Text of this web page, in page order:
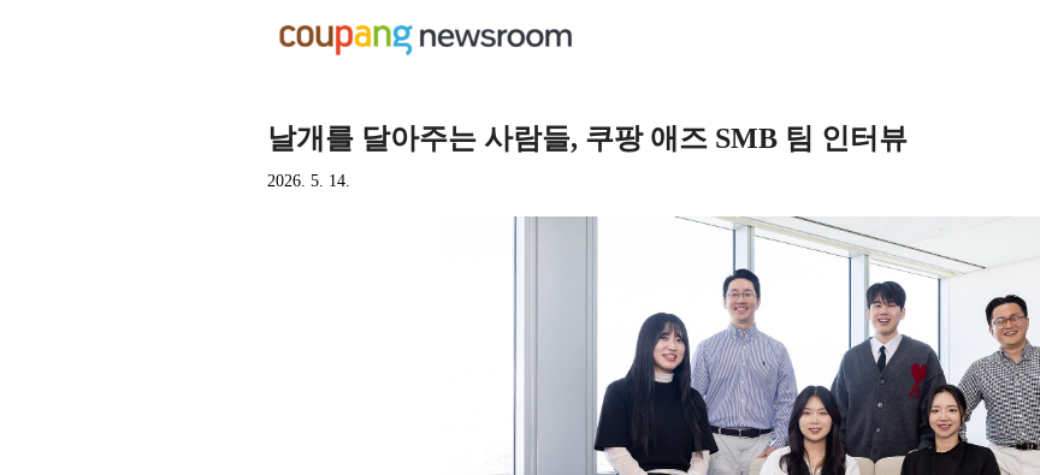
날개를 달아주는 사람들, 쿠팡 애즈 SMB 팀 인터뷰
2026. 5. 14.